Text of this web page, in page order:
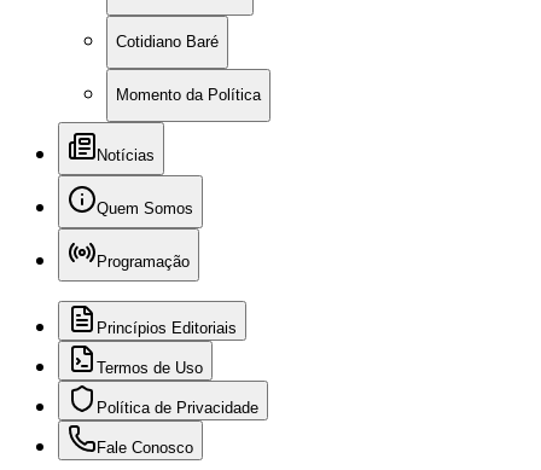
Cotidiano Baré
Momento da Política
Notícias
Quem Somos
Programação
Princípios Editoriais
Termos de Uso
Política de Privacidade
Fale Conosco